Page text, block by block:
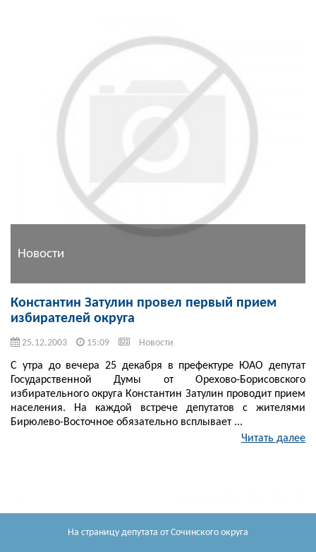
На страницу депутата от Сочинского округа
Новости
Константин Затулин провел первый прием
избирателей округа
25.12.2003 15:09 Новости
С утра до вечера 25 декабря в префектуре ЮАО депутат
Государственной Думы от Орехово-Борисовского
избирательного округа Константин Затулин проводит прием
населения. На каждой встрече депутатов с жителями
Бирюлево-Восточное обязательно всплывает ...
Читать далее